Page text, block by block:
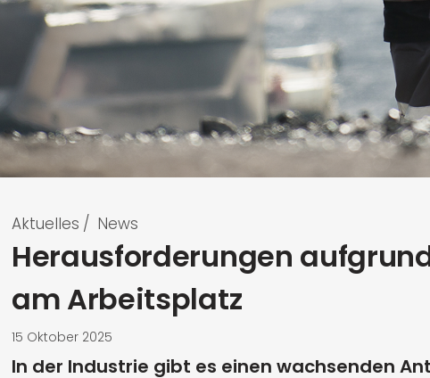
Aktuelles / News
Herausforderungen
am Arbeitsplatz
15 Oktober 2025
In der Industrie gibt es einen wachsenden